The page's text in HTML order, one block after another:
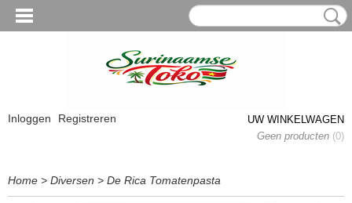
Inloggen Registreren
UW WINKELWAGEN
Geen producten (0)
Home > Diversen > De Rica Tomatenpasta